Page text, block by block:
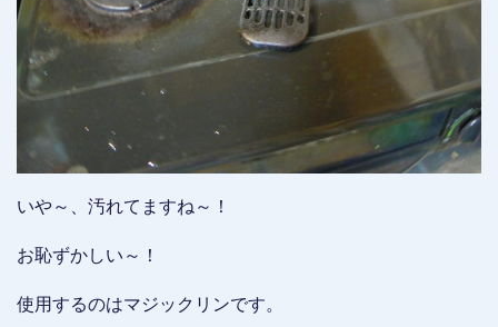
いや～、汚れてますね～！
お恥ずかしい～！
使用するのはマジックリンです。